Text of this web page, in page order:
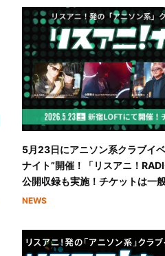
5月23日にアニソン系クラブイ
ナイト”開催！「リスアニ！
公開収録も実施！チケットは一
NEWS